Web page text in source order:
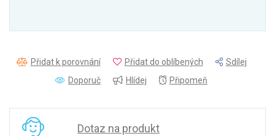
Přidat k porovnání Přidat do oblíbených
Sdílej
Doporuč
Hlídej Připomeň
Dotaz na produkt